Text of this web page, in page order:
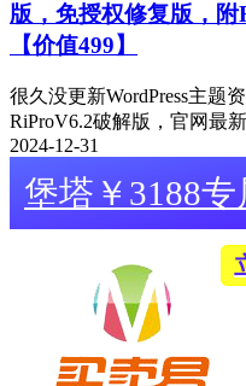
版，免授权修复版，
【价值499】
很久没更新WordPress主题
RiProV6.2破解版，官网最
2024-12-31
堡塔￥3188专